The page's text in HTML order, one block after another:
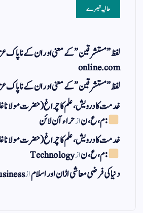
حالیہ تبصرے
لفظ ” مستشرقین ” کے معنی اور ان کے نا پاک
online.com
لفظ ” مستشرقین ” کے معنی اور ان کے نا پاک
خدمت کا درویش، علم کا چراغ(حضرت مولانا
: م ، ع ، نازحراء آن لائن
خدمت کا درویش، علم کا چراغ(حضرت مولانا
: م ، ع ، نازTechnology
دنیا کی فرضی معاشی اڑان اور اسلاماز